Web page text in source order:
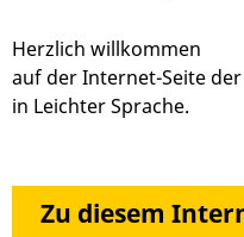
Herzlich willkommen
auf der Internet-Seite
in Leichter Sprache.
Zu diesem